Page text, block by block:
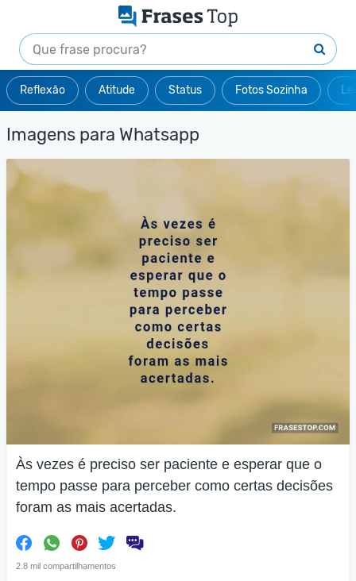
Reflexão Atitude Status Fotos Sozinha
Imagens para Whatsapp
Às vezes é preciso ser paciente e esperar que o
tempo passe para perceber como certas decisões
foram as mais acertadas.
2.8 mil compartilhamentos